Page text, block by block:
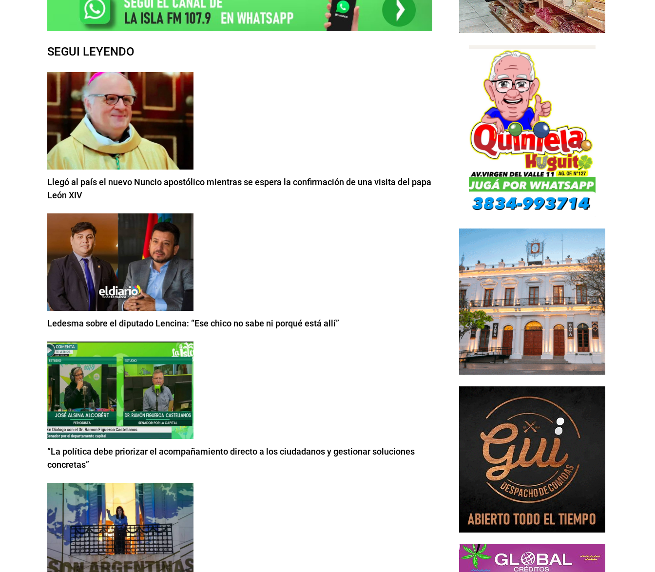
SEGUI LEYENDO
Llegó al país el nuevo Nuncio apostólico mientras se espera la confirmación de una visita del papa
León XIV
Ledesma sobre el diputado Lencina: “Ese chico no sabe ni porqué está allí”
“La política debe priorizar el acompañamiento directo a los ciudadanos y gestionar soluciones
concretas”